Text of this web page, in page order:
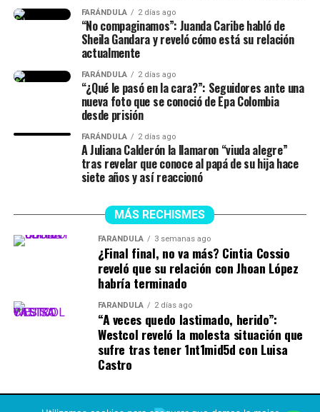
FARÁNDULA 2 días ago
“No compaginamos”: Juanda Caribe habló de
Sheila Gandara y reveló cómo está su relación
actualmente
FARÁNDULA 2 días ago
“¿Qué le pasó en la cara?”: Seguidores ante una
nueva foto que se conoció de Epa Colombia
desde prisión
FARÁNDULA 2 días ago
A Juliana Calderón la llamaron “viuda alegre”
tras revelar que conoce al papá de su hija hace
siete años y así reaccionó
MÁS RECHISMES
FARÁNDULA 3 semanas ago
¿Final final, no va más? Cintia Cossio
reveló que su relación con Jhoan López
habría terminado
FARÁNDULA 2 días ago
“A veces quedo lastimado, herido”:
Westcol reveló la molesta situación que
sufre tras tener 1nt1mid5d con Luisa
Castro